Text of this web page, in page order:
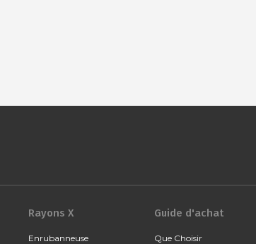
Rayons X
Enrubanneuse
Guide d'achat
Que Choisir